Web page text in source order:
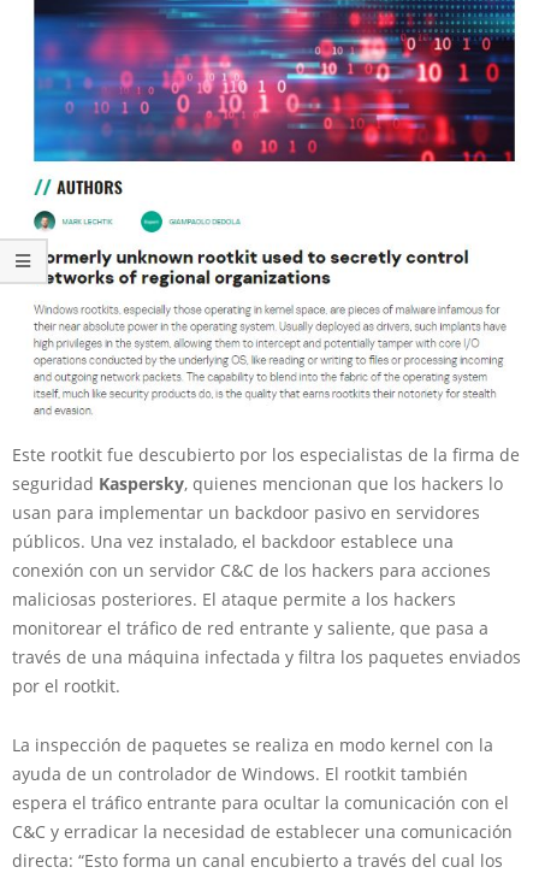
Este rootkit fue descubierto por los especialistas de la firma de
seguridad Kaspersky, quienes mencionan que los hackers lo
usan para implementar un backdoor pasivo en servidores
públicos. Una vez instalado, el backdoor establece una
conexión con un servidor C&C de los hackers para acciones
maliciosas posteriores. El ataque permite a los hackers
monitorear el tráfico de red entrante y saliente, que pasa a
través de una máquina infectada y filtra los paquetes enviados
por el rootkit.
La inspección de paquetes se realiza en modo kernel con la
ayuda de un controlador de Windows. El rootkit también
espera el tráfico entrante para ocultar la comunicación con el
C&C y erradicar la necesidad de establecer una comunicación
directa: “Esto forma un canal encubierto a través del cual los